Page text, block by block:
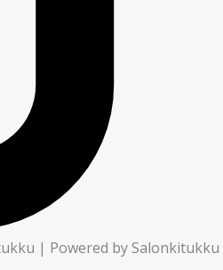
| Powered by Salonkitukku